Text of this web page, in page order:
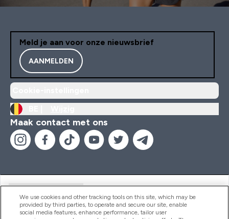
Meld je aan voor onze nieuwsbrief
AANMELDEN
Maak contact met ons
We use cookies and other tracking tools on this site, which may be
provided by third parties, to operate and secure our site, enable
social media features, enhance performance, tailor user